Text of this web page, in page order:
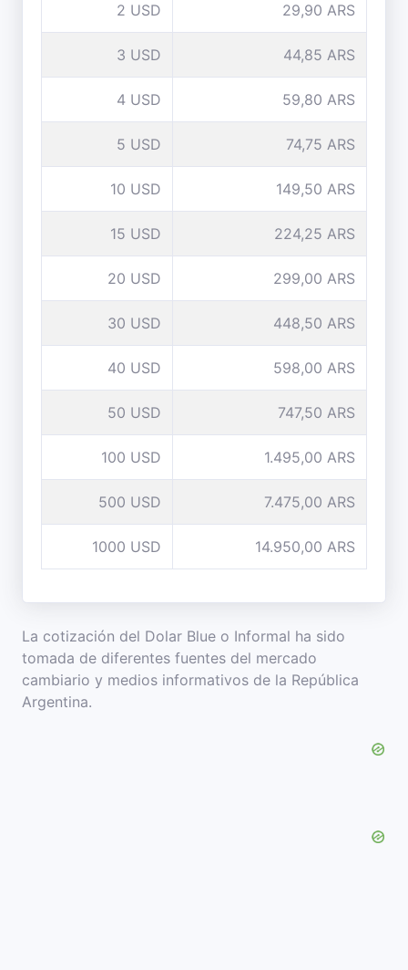
2 USD 29,90 ARS
3 USD 44,85 ARS
4 USD 59,80 ARS
5 USD 74,75 ARS
10 USD 149,50 ARS
15 USD 224,25 ARS
20 USD 299,00 ARS
30 USD 448,50 ARS
40 USD 598,00 ARS
50 USD 747,50 ARS
100 USD 1.495,00 ARS
500 USD 7.475,00 ARS
1000 USD 14.950,00 ARS
La cotización del Dolar Blue o Informal ha sido
tomada de diferentes fuentes del mercado
cambiario y medios informativos de la República
Argentina.